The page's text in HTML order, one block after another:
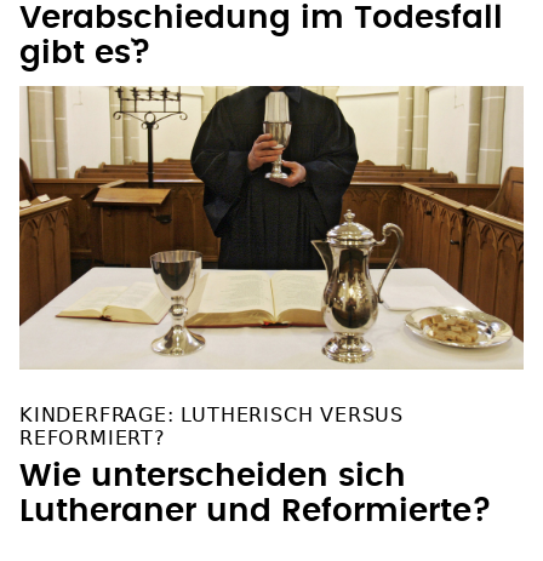
Verabschiedung im Todesfall
gibt es`?
KINDERFRAGE: LUTHERISCH VERSUS
REFORMIERT?
Wie unterscheiden sich
Lutheraner und Reformierte?